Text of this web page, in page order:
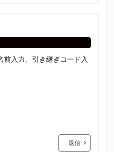
前入力、引き継ぎコード入
返信